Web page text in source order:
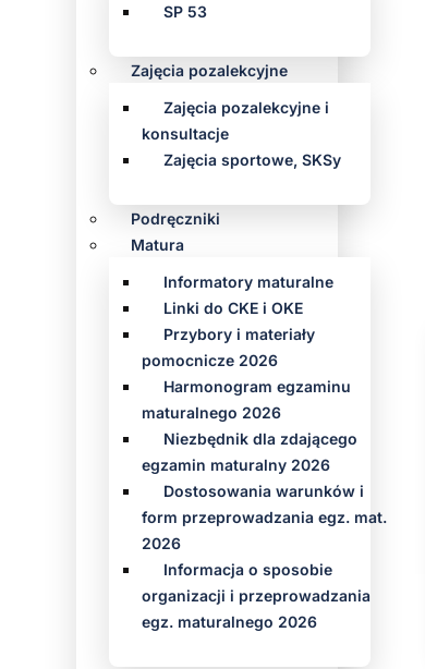
SP 53
Zajęcia pozalekcyjne
Zajęcia pozalekcyjne i
konsultacje
Zajęcia sportowe, SKSy
Podręczniki
Matura
Informatory maturalne
Linki do CKE i OKE
Przybory i materiały
pomocnicze 2026
Harmonogram egzaminu
maturalnego 2026
Niezbędnik dla zdającego
egzamin maturalny 2026
Dostosowania warunków i
form przeprowadzania egz. mat.
2026
Informacja o sposobie
organizacji i przeprowadzania
egz. maturalnego 2026